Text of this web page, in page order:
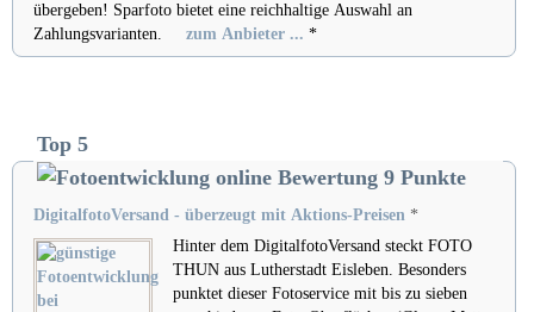
übergeben! Sparfoto bietet eine reichhaltige Auswahl an
Zahlungsvarianten. zum Anbieter ... *
Top 5
DigitalfotoVersand - überzeugt mit Aktions-Preisen *
Hinter dem DigitalfotoVersand steckt FOTO
THUN aus Lutherstadt Eisleben. Besonders
punktet dieser Fotoservice mit bis zu sieben